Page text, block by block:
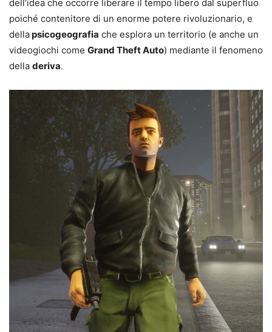
dell’idea che occorre liberare il tempo libero dal superfluo
poiché contenitore di un enorme potere rivoluzionario, e
dellapsicogeografia che esplora un territorio (e anche un
videogiochi come Grand Theft Auto) mediante il fenomeno
della deriva.